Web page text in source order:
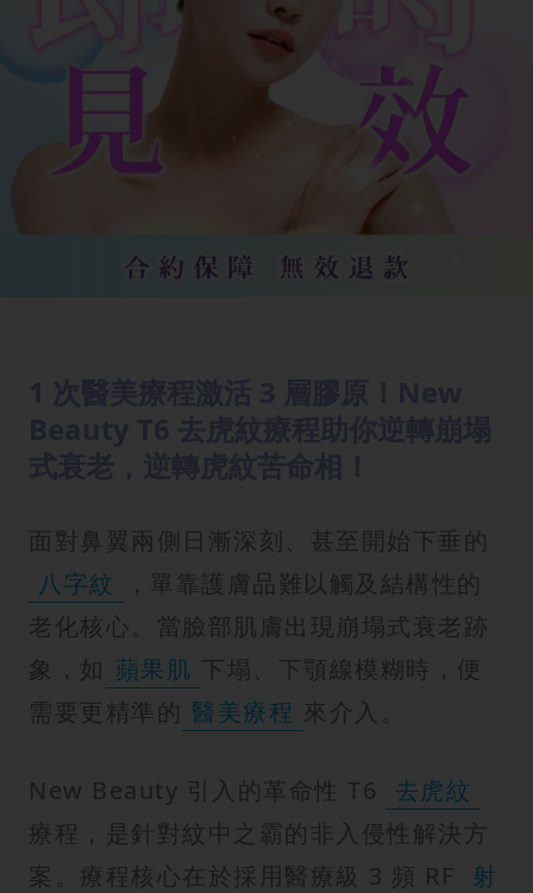
面對鼻翼兩側日漸深刻、甚至開始下垂的
八字紋
，單靠護膚品難以觸及結構性的
老化核心。當臉部肌膚出現崩塌式衰老跡
象，如 蘋果肌 下塌、下顎線模糊時，便
需要更精準的 醫美療程 來介入。
New Beauty 引入的革命性 T6
去虎紋
療程，是針對紋中之霸的非入侵性解決方
案。療程核心在於採用醫療級 3 頻 RF
射